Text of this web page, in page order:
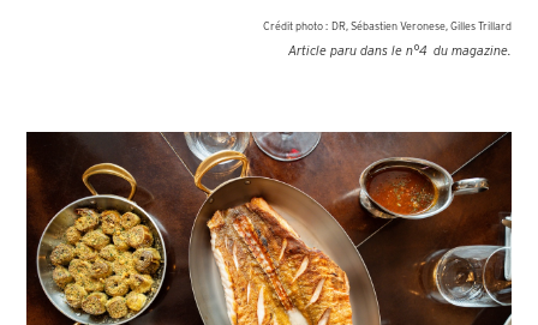
Crédit photo : DR, Sébastien Veronese, Gilles Trillard
Article paru dans le n°4 du magazine.